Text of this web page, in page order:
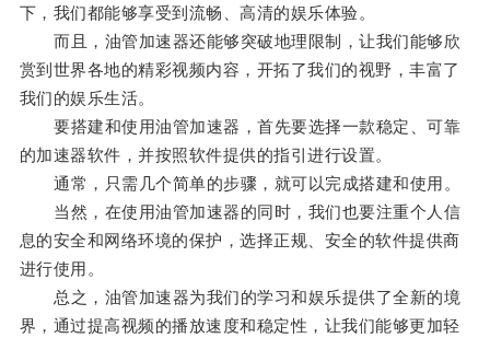
下，我们都能够享受到流畅、高清的娱乐体验。
而且，油管加速器还能够突破地理限制，让我们能够欣
赏到世界各地的精彩视频内容，开拓了我们的视野，丰富了
我们的娱乐生活。
要搭建和使用油管加速器，首先要选择一款稳定、可靠
的加速器软件，并按照软件提供的指引进行设置。
通常，只需几个简单的步骤，就可以完成搭建和使用。
当然，在使用油管加速器的同时，我们也要注重个人信
息的安全和网络环境的保护，选择正规、安全的软件提供商
进行使用。
总之，油管加速器为我们的学习和娱乐提供了全新的境
界，通过提高视频的播放速度和稳定性，让我们能够更加轻